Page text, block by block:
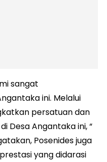
sangat
ini. Melalui
persatuan dan
Desa Angantaka ini, “
Posenides juga
yang didarasi